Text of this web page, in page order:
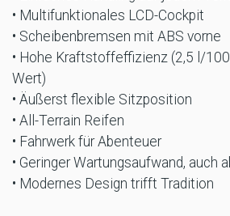
• Multifunktionales LCD-Cockpit
• Scheibenbremsen mit ABS vorne
• Hohe Kraftstoffeffizienz (2,5 l/
Wert)
• Äußerst flexible Sitzposition
• All-Terrain Reifen
• Fahrwerk für Abenteuer
• Geringer Wartungsaufwand, auch
• Modernes Design trifft Tradition